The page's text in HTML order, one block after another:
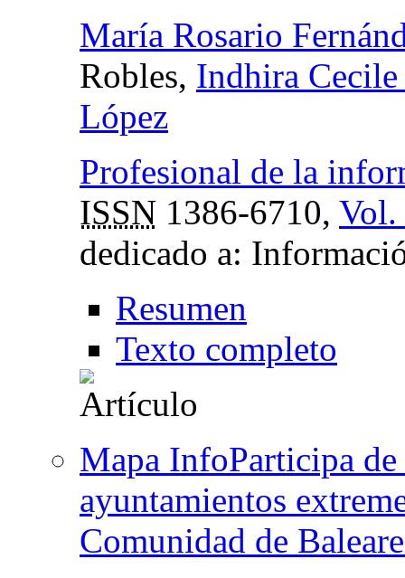
María Rosario
Robles, Indhira
López
Profesional de la
ISSN 1386-6710, Vol.
dedicado a:
Resumen
Texto completo
Mapa InfoParticipa
ayuntamientos
Comunidad de